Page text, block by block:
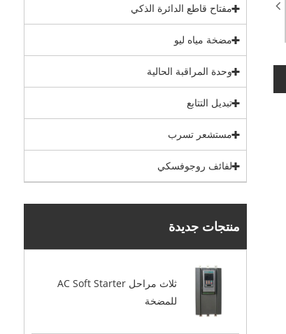
مفتاح قاطع الدائرة الذكي
مضخة مياه ليو
وحدة المراقبة الحالية
تبديل التتابع
مستشعر تسرب
لفائف روجوفسكي
منتجات جديدة
ثلاث مراحل AC Soft Starter
للمضخة